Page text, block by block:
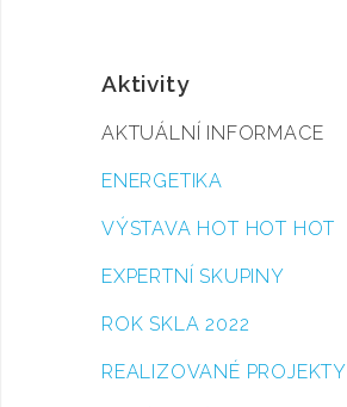
Aktivity
AKTUÁLNÍ INFORMACE
ENERGETIKA
VÝSTAVA HOT HOT HOT
EXPERTNÍ SKUPINY
ROK SKLA 2022
REALIZOVANÉ PROJEKTY